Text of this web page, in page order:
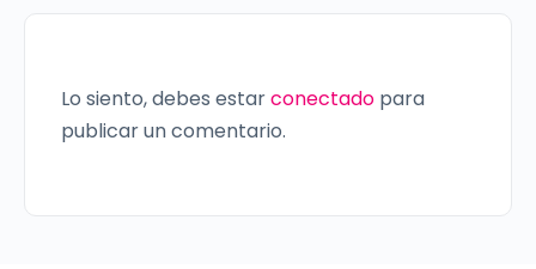
Lo siento, debes estarconectado para
publicar un comentario.